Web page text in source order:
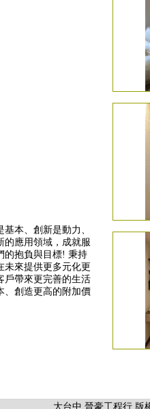
本、創新是動力、
的應用領域，成就服
的抱負與目標! 秉持
未來提供更多元化更
戶帶來更完善的生活
、創造更高的附加價
大台中 晉豪工程行 版